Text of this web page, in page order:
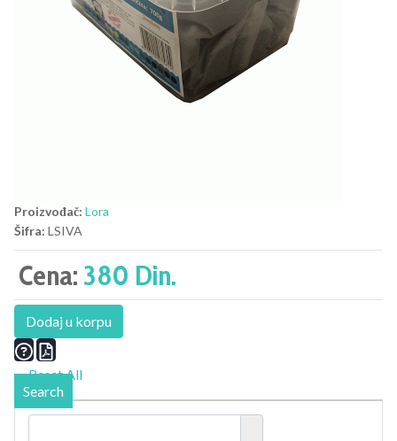
Proizvođač: Lora
Šifra: LSIVA
Cena:380 Din.
Dodaj u korpu
Reset All
Search